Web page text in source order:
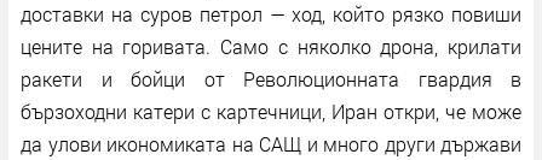
доставки на суров петрол — ход, който рязко повиши
цените на горивата. Само с няколко дрона, крилати
ракети и бойци от Революционната гвардия в
бързоходни катери с картечници, Иран откри, че може
да улови икономиката на САЩ и много други държави